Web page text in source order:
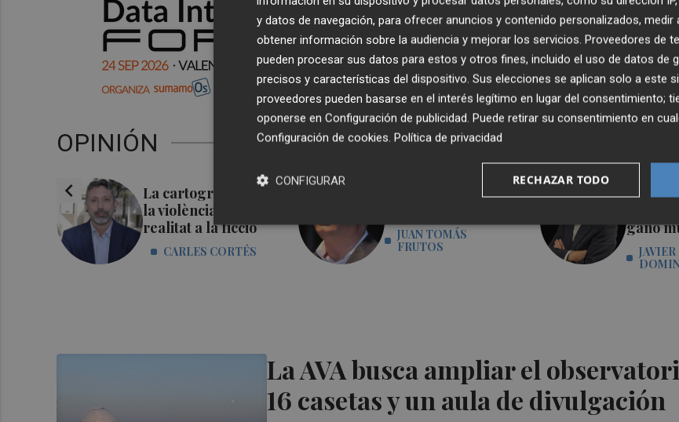
OPINIÓN
chevron_left
La cartografia de
la violència: de la
realitat a la ficció
CARLES CORTÉS
Con ternura y sin
JUAN TOMÁS
FRUTOS
ganó
La AVA busca ampliar el
16 casetas y un aula de divulgación
y datos de navegación, para ofrecer anuncios y contenido personalizados, medir
obtener información sobre la audiencia y mejorar los servicios. Proveedores de
pueden procesar sus datos para estos y otros fines, incluido el uso de datos de
precisos y características del dispositivo. Sus elecciones se aplican solo a este
proveedores pueden basarse en el interés legítimo en lugar del consentimiento;
oponerse en Configuración de publicidad. Puede retirar su consentimiento en
Configuración de cookies. Política de privacidad
RECHAZAR TODO
CONFIGURAR